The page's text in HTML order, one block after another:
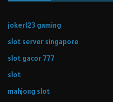
joker123 gaming
slot server singapore
slot gacor 777
slot
mahjong slot